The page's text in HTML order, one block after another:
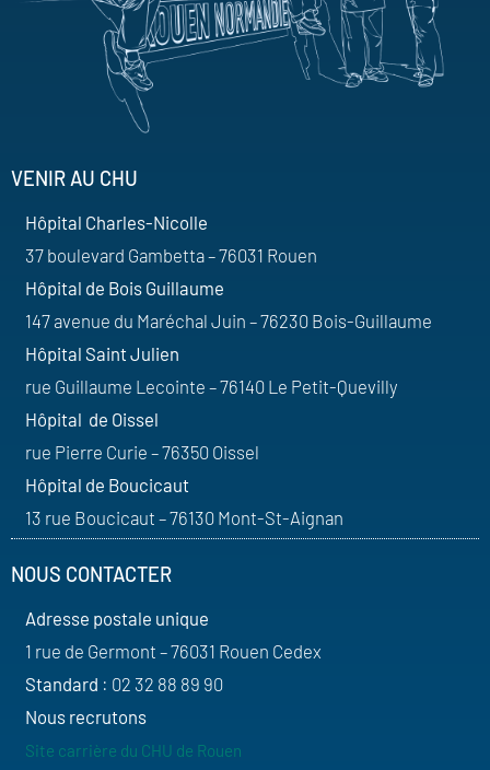
VENIR AU CHU
Hôpital Charles-Nicolle
37 boulevard Gambetta – 76031 Rouen
Hôpital de Bois Guillaume
147 avenue du Maréchal Juin – 76230 Bois-Guillaume
Hôpital Saint Julien
rue Guillaume Lecointe – 76140 Le Petit-Quevilly
Hôpital de Oissel
rue Pierre Curie – 76350 Oissel
Hôpital de Boucicaut
13 rue Boucicaut – 76130 Mont-St-Aignan
NOUS CONTACTER
Adresse postale unique
1 rue de Germont – 76031 Rouen Cedex
Standard : 02 32 88 89 90
Nous recrutons
Site carrière du CHU de Rouen